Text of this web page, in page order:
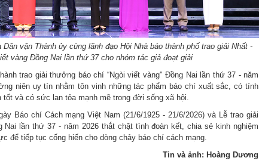
vận Thành ủy cùng lãnh đạo Hội Nhà báo thành phố trao giải Nhất -
vàng Đồng Nai lần thứ 37 cho nhóm tác giả đoạt giải
trao giải thưởng báo chí “Ngòi viết vàng" Đồng Nai lần thứ 37 - năm
niên uy tín nhằm tôn vinh những tác phẩm báo chí xuất sắc, có tính
và có sức lan tỏa mạnh mẽ trong đời sống xã hội.
Báo chí Cách mạng Việt Nam (21/6/1925 - 21/6/2026) và Lễ trao giải
Nai lần thứ 37 - năm 2026 thắt chặt tình đoàn kết, chia sẻ kinh nghiệm
để tiếp tục cống hiến cho dòng chảy báo chí cách mạng.​​
Tin và ảnh: Hoàng Dương